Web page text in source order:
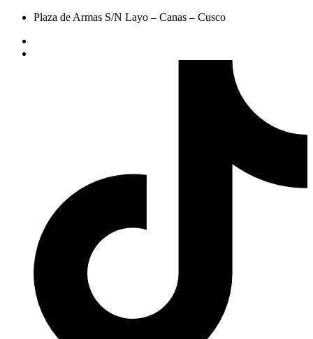
Plaza de Armas S/N Layo – Canas – Cusco